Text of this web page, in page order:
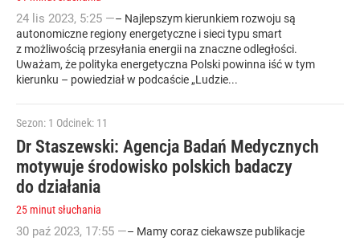
24 lis 2023, 5:25 —– Najlepszym kierunkiem rozwoju są
autonomiczne regiony energetyczne i sieci typu smart
z możliwością przesyłania energii na znaczne odległości.
Uważam, że polityka energetyczna Polski powinna iść w tym
kierunku – powiedział w podcaście „Ludzie...
Sezon: 1 Odcinek: 11
Dr Staszewski: Agencja Badań Medycznych
motywuje środowisko polskich badaczy
do działania
25 minut słuchania
30 paź 2023, 17:55 —– Mamy coraz ciekawsze publikacje